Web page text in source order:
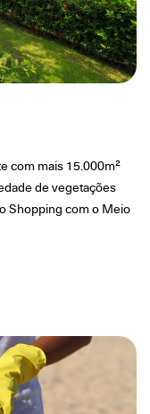
com mais 15.000m²
de vegetações
Shopping com o Meio